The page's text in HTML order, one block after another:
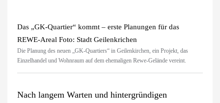
Das „GK-Quartier“ kommt – erste Planungen für das
REWE-Areal Foto: Stadt Geilenkrichen
Die Planung des neuen „GK-Quartiers“ in Geilenkirchen, ein Projekt, das
Einzelhandel und Wohnraum auf dem ehemaligen Rewe-Gelände vereint.
Nach langem Warten und hintergründigen